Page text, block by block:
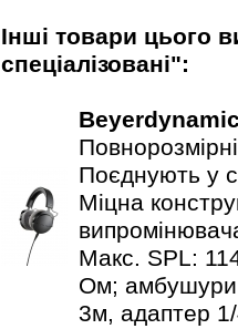
Інші товари цього
спеціалізовані":
Поєднують у
Міцна
Макс. SPL:
Ом; амбушури:
3м, адаптер